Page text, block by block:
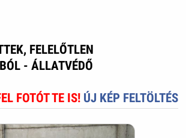
FELELŐTLEN
- ÁLLATVÉDŐ
FOTÓT TE IS! ÚJ KÉP FELTÖLTÉS